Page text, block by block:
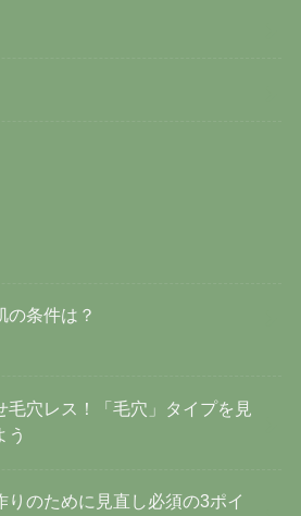
の条件は？
毛穴レス！「毛穴」タイプを見
う
りのために見直し必須の3ポイ